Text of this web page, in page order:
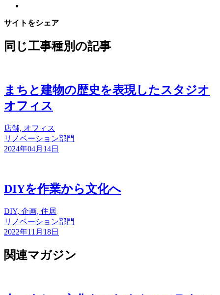
サイトをシェア
同じ工事種別の記事
まちと建物の歴史を表現したスタジオ
オフィス
店舗, オフィス
リノベーション部門
2024年04月14日
DIYを作業から文化へ
DIY, 企画, 住居
リノベーション部門
2022年11月18日
関連マガジン